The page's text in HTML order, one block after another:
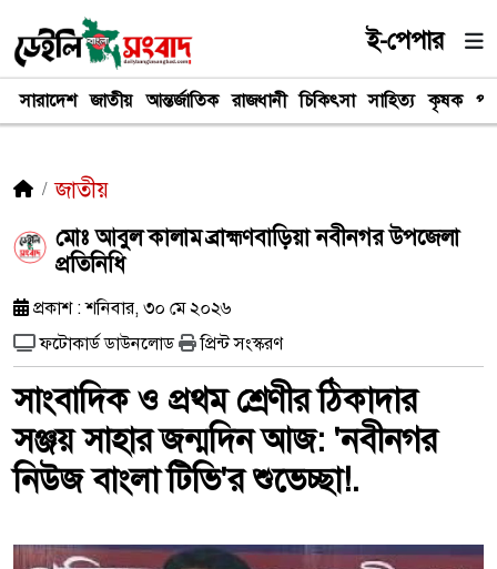
ই-পেপার
সারাদেশ জাতীয় আন্তর্জাতিক রাজধানী চিকিৎসা সাহিত্য কৃষক
জাতীয়
মোঃ আবুল কালাম ব্রাহ্মণবাড়িয়া নবীনগর উপজেলা
প্রতিনিধি
প্রকাশ : শনিবার, ৩০ মে ২০২৬
ফটোকার্ড ডাউনলোড
প্রিন্ট সংস্করণ
সাংবাদিক ও প্রথম শ্রেণীর ঠিকাদার
সঞ্জয় সাহার জন্মদিন আজ: 'নবীনগর
নিউজ বাংলা টিভি'র শুভেচ্ছা!.